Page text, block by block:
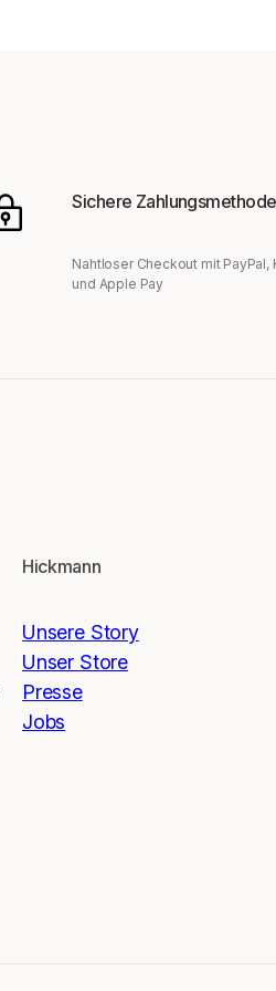
Sichere
Nahtloser Checkout mit PayPal,
und Apple Pay
Hickmann
Unsere Story
Unser Store
Presse
Jobs